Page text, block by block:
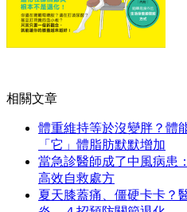
相關文章
體重維持等於沒變胖？體
「它」體脂肪默默增加
當急診醫師成了中風病患
高效自救處方
夏天膝蓋痛、僵硬卡卡？